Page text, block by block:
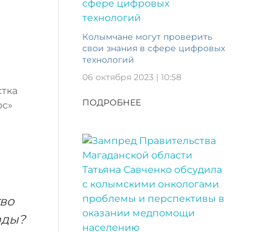
Колымчане могут проверить
свои знания в сфере цифровых
технологий
06 октября 2023 | 10:58
ПОДРОБНЕЕ